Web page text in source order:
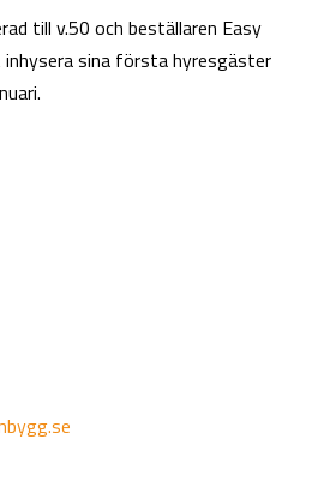
till v.50 och beställaren Easy
sina första hyresgäster